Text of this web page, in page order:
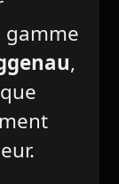
gamme
,